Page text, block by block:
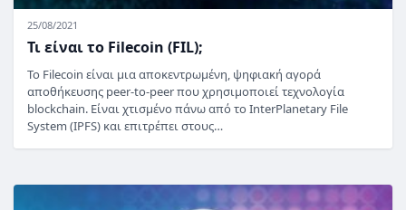
25/08/2021
Τι είναι το Filecoin (FIL);
Το Filecoin είναι μια αποκεντρωμένη, ψηφιακή αγορά
αποθήκευσης peer-to-peer που χρησιμοποιεί τεχνολογία
blockchain. Είναι χτισμένο πάνω από το InterPlanetary File
System (IPFS) και επιτρέπει στους…